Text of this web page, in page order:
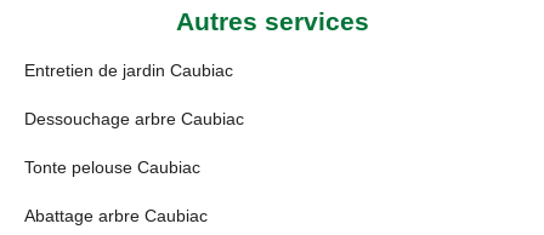
Autres services
Entretien de jardin Caubiac
Dessouchage arbre Caubiac
Tonte pelouse Caubiac
Abattage arbre Caubiac